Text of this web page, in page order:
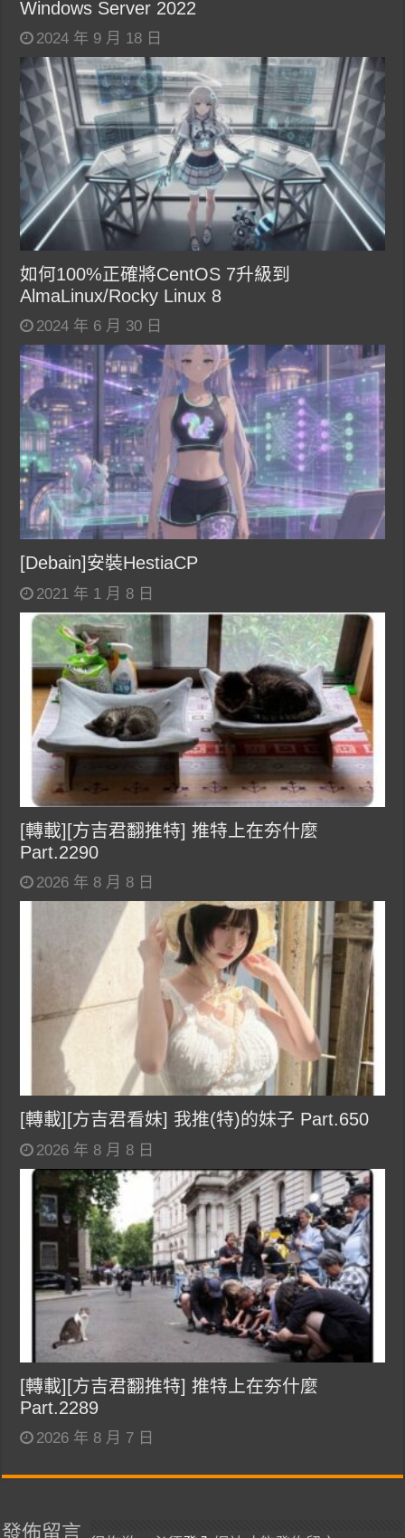
Windows Server 2022
2024 年 9 月 18 日
如何100%正確將CentOS 7升級到
AlmaLinux/Rocky Linux 8
2024 年 6 月 30 日
[Debain]安裝HestiaCP
2021 年 1 月 8 日
[轉載][方吉君翻推特] 推特上在夯什麼
Part.2290
2026 年 8 月 8 日
[轉載][方吉君看妹] 我推(特)的妹子 Part.650
2026 年 8 月 8 日
[轉載][方吉君翻推特] 推特上在夯什麼
Part.2289
2026 年 8 月 7 日
發佈留言